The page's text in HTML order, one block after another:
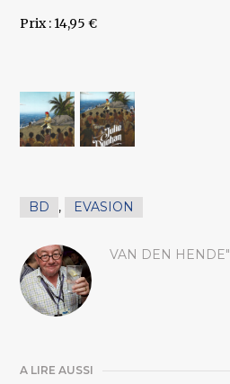
Prix : 14,95 €
BD , EVASION
VAN DEN HENDE"
A LIRE AUSSI